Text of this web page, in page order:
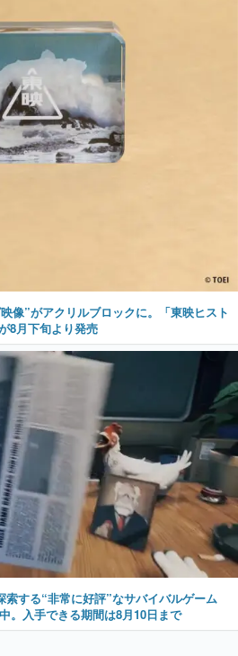
像”がアクリルブロックに。「東映ヒスト
8月下旬より発売
する“非常に好評”なサバイバルゲーム
。入手できる期間は8月10日まで